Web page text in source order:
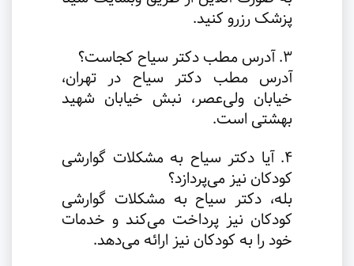
پزشک رزرو کنید.
3. آدرس مطب دکتر سیاح کجاست؟
آدرس مطب دکتر سیاح در تهران،
خیابان ولی‌عصر، نبش خیابان شهید
بهشتی است.
4. آیا دکتر سیاح به مشکلات گوارشی
کودکان نیز می‌پردازد؟
بله، دکتر سیاح به مشکلات گوارشی
کودکان نیز پرداخت می‌کند و خدمات
خود را به کودکان نیز ارائه می‌دهد.